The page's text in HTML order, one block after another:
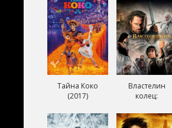
Тайна Коко
(2017)
Властелин
колец:
короля (2003)